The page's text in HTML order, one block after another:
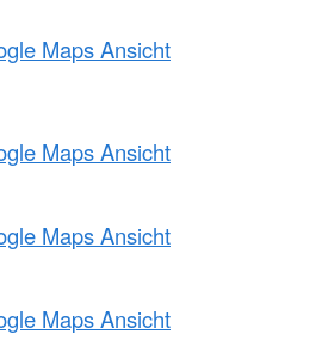
Maps Ansicht
Maps Ansicht
Maps Ansicht
Maps Ansicht